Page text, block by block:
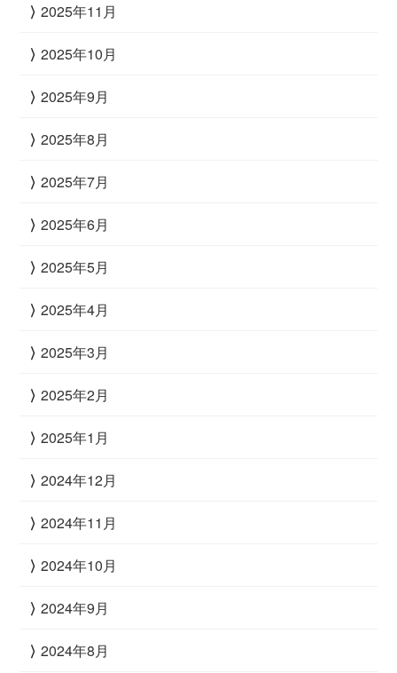
2025年11月
2025年10月
2025年9月
2025年8月
2025年7月
2025年6月
2025年5月
2025年4月
2025年3月
2025年2月
2025年1月
2024年12月
2024年11月
2024年10月
2024年9月
2024年8月